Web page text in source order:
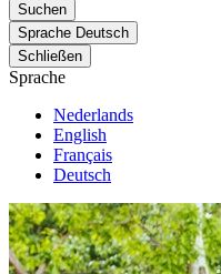
Suchen
Sprache Deutsch
Schließen
Sprache
Nederlands
English
Français
Deutsch